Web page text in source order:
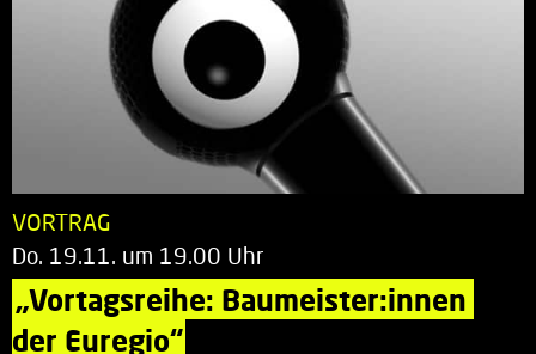
VORTRAG
Do. 19.11. um 19.00 Uhr
„Vortagsreihe: Baumeister:innen
der Euregio“